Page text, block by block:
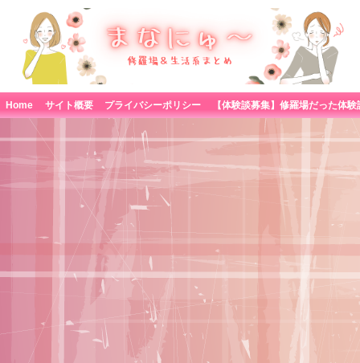
Home サイト概要 プライバシーポリシー